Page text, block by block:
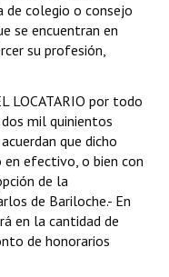
de colegio o consejo
se encuentran en
su profesión,
LOCATARIO por todo
mil quinientos
que dicho
efectivo, o bien con
de la
de Bariloche.- En
en la cantidad de
de honorarios